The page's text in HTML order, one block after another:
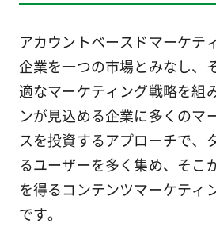
アカウントベースドマーケテ
企業を一つの市場とみなし、
適なマーケティング戦略を組
ンが見込める企業に多くのマ
スを投資するアプローチで、
るユーザーを多く集め、そこ
を得るコンテンツマーケティ
です。